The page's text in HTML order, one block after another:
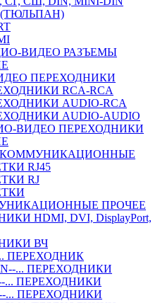
(ТЮЛЬПАН)
ВИДЕО РАЗЪЕМЫ
ПЕРЕХОДНИКИ
RCA-RCA
AUDIO-RCA
AUDIO-AUDIO
ВИДЕО ПЕРЕХОДНИКИ
КОММУНИКАЦИОННЫЕ
RJ45
RJ
ПРОЧЕЕ
HDMI, DVI, DisplayPort,
ВЧ
ПЕРЕХОДНИК
... ПЕРЕХОДНИКИ
... ПЕРЕХОДНИКИ
... ПЕРЕХОДНИКИ